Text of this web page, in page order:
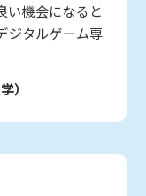
い機会になると
ジタルゲーム専
）